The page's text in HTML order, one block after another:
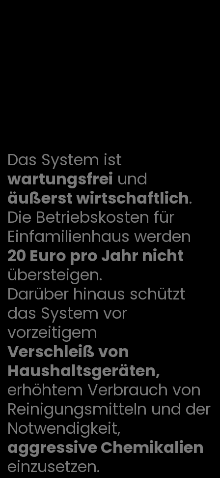
Das System ist
wartungsfrei und
äußerst wirtschaftlich.
Die Betriebskosten für
Einfamilienhaus werden
20 Euro pro Jahr nicht
übersteigen.
Darüber hinaus schützt
das System vor
vorzeitigem
Verschleiß von
Haushaltsgeräten,
erhöhtem Verbrauch von
Reinigungsmitteln und der
Notwendigkeit,
aggressive Chemikalien
einzusetzen.